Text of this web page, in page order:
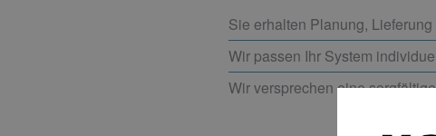
Sie erhalten Planung,
Wir passen Ihr System
Wir versprechen eine